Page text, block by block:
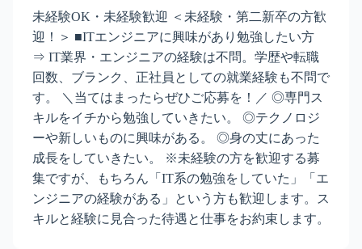
未経験OK・未経験歓迎 ＜未経験・第二新卒の方歓
迎！＞ ■ITエンジニアに興味があり勉強したい方
⇒ IT業界・エンジニアの経験は不問。学歴や転職
回数、ブランク、正社員としての就業経験も不問で
す。 ＼当てはまったらぜひご応募を！／ ◎専門ス
キルをイチから勉強していきたい。 ◎テクノロジ
ーや新しいものに興味がある。 ◎身の丈にあった
成長をしていきたい。 ※未経験の方を歓迎する募
集ですが、もちろん「IT系の勉強をしていた」「エ
ンジニアの経験がある」という方も歓迎します。ス
キルと経験に見合った待遇と仕事をお約束します。